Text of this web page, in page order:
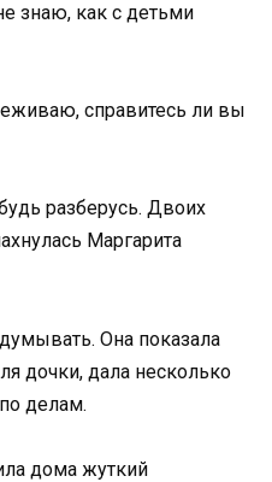
знаю, как с детьми
справитесь ли вы
разберусь. Двоих
Маргарита
Она показала
дочки, дала несколько
делам.
дома жуткий